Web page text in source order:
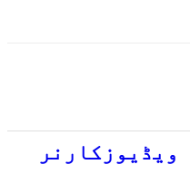
ویڈیوزکارنر